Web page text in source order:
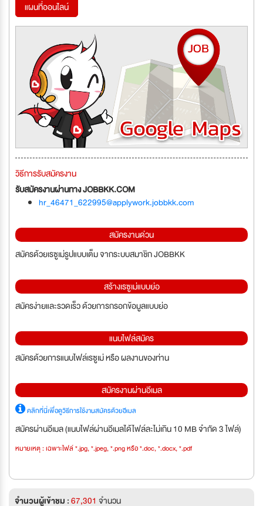
แผนที่ออนไลน์
วิธีการรับสมัครงาน
รับสมัครงานผ่านทาง JOBBKK.COM
hr_46471_622995@applywork.jobbkk.com
สมัครงานด่วน
สมัครด้วยเรซูเม่รูปแบบเต็ม จากระบบสมาชิก JOBBKK
สร้างเรซูเม่แบบย่อ
สมัครง่ายและรวดเร็ว ด้วยการกรอกข้อมูลแบบย่อ
แนบไฟล์สมัคร
สมัครด้วยการแนบไฟล์เรซูเม่ หรือ ผลงานของท่าน
สมัครงานผ่านอีเมล
คลิกที่นี่เพื่อดูวิธีการใช้งานสมัครด้วยอีเมล
สมัครผ่านอีเมล (แนบไฟล์ผ่านอีเมลได้ไฟล์ละไม่เกิน 10 MB จำกัด 3 ไฟล์)
หมายเหตุ : เฉพาะไฟล์ *.jpg, *.jpeg, *.png หรือ *.doc, *.docx, *.pdf
จำนวนผู้เข้าชม :67,301 จำนวน